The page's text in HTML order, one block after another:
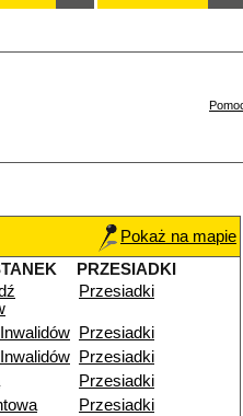
Pokaż na mapie
PRZESIADKI
Przesiadki
Przesiadki
Przesiadki
Przesiadki
Przesiadki